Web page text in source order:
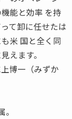
能と効率 を持
て卸に任せたは
も米 国と全く同
えます。
博一（みずか